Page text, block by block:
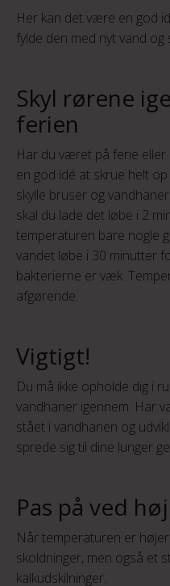
Her kan det være en god
fylde den med nyt vand og
Skyl rørene
ferien
Har du været på ferie
en god idé at skrue helt
skylle bruser og
skal du lade det løbe i 2
temperaturen bare nogle
vandet løbe i 30 minutter
bakterierne er væk.
afgørende.
Vigtigt!
Du må ikke opholde dig i
vandhaner igennem. Har
stået i vandhanen og
sprede sig til dine lunger
Pas på ved
Når temperaturen er
skoldninger, men også et
kalkudskilninger.